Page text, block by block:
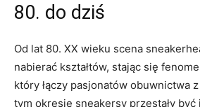
80. do dziś
Od lat 80. XX wieku scena
nabierać kształtów, stając się
który łączy pasjonatów obuwnictwa z
tym okresie sneakersy przestały